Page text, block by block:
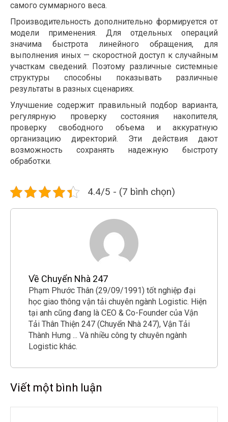
самого суммарного веса.
Производительность дополнительно формируется от
модели применения. Для отдельных операций
значима быстрота линейного обращения, для
выполнения иных — скоростной доступ к случайным
участкам сведений. Поэтому различные системные
структуры способны показывать различные
результаты в разных сценариях.
Улучшение содержит правильный подбор варианта,
регулярную проверку состояния накопителя,
проверку свободного объема и аккуратную
организацию директорий. Эти действия дают
возможность сохранять надежную быстроту
обработки.
4.4/5 - (7 bình chọn)
Về Chuyển Nhà 247
Phạm Phước Thân (29/09/1991) tốt nghiệp đại
học giao thông vận tải chuyên ngành Logistic. Hiện
tại anh cũng đang là CEO & Co-Founder của Vận
Tải Thân Thiện 247 (Chuyển Nhà 247), Vận Tải
Thành Hưng ... Và nhiều công ty chuyên ngành
Logistic khác.
Viết một bình luận